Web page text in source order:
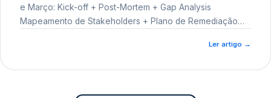
e Março: Kick-off + Post-Mortem + Gap Analysis
Mapeamento de Stakeholders + Plano de Remediação
Ler artigo →